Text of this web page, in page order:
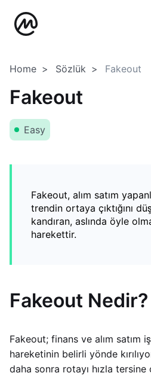
Home Sözlük Fakeout
Fakeout
Easy
Fakeout, alım satım
trendin ortaya çıktığını
kandıran, aslında öyle
harekettir.
Fakeout Nedir?
Fakeout; finans ve alım satım
hareketinin belirli yönde
daha sonra rotayı hızla